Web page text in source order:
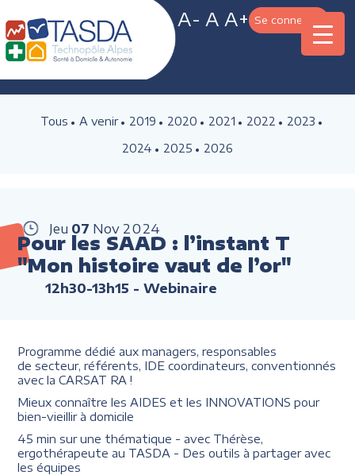
A- A A+ Se connecter
Tous A venir 2019 2020 2021 2022
2023
2024
2025 2026
Jeu 07 Nov 2024
Pour les SAAD : l’instant T
"Mon histoire vaut de l’or"
12h30-13h15 - Webinaire
Programme dédié aux managers, responsables
de secteur, référents, IDE coordinateurs, conventionnés
avec la CARSAT RA !
Mieux connaître les AIDES et les INNOVATIONS pour
bien-vieillir à domicile
45 min sur une thématique - avec Thérèse,
ergothérapeute au TASDA - Des outils à partager avec
les équipes